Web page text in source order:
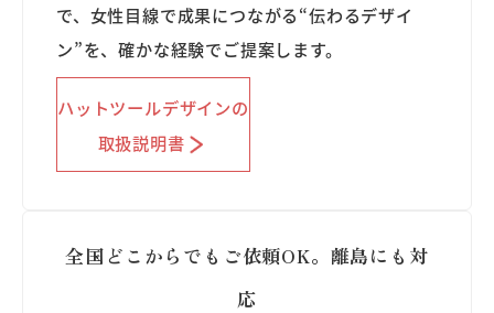
で、女性目線で成果につながる“伝わるデザイ
ン”を、確かな経験でご提案します。
ハットツールデザインの
取扱説明書
全国どこからでもご依頼OK。離島にも対
応